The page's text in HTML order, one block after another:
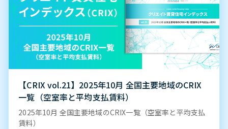
【CRIX vol.21】2025年10月 全国主要地域のCRIX
一覧（空室率と平均支払賃料）
2025年10月 全国主要地域のCRIX一覧（空室率と平均支払
賃料）